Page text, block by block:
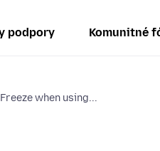
podpory Komunitné
when using...